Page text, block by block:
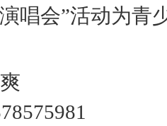
唱会”活动为青